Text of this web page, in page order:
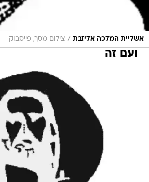
אשליית המלכה אליזבת / צילום מסך, פייסבוק
ועם זה